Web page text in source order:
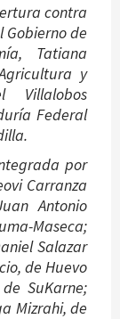
contra
Gobierno de
Tatiana
y
Villalobos
Federal
por
Carranza
Antonio
Maseca;
Salazar
de Huevo
SuKarne;
Mizrahi, de